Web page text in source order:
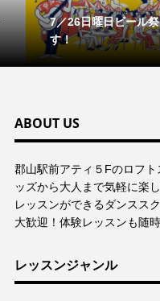
7／26日曜日ビール
す！
ABOUT US
郡⼭駅前アティ５Fのロフ
ッズから⼤⼈まで気軽に楽
レッスンができるダンスス
大歓迎！体験レッスンも随
レッスンジャンル